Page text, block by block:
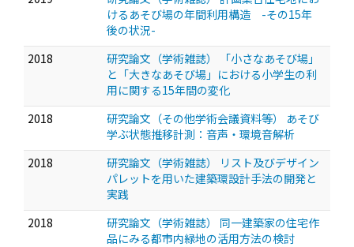
けるあそび場の年間利用構造 -その15年
後の状況-
2018
研究論文（学術雑誌） 「小さなあそび場」
と「大きなあそび場」における小学生の利
用に関する15年間の変化
2018
研究論文（その他学術会議資料等） あそび
学ぶ状態推移計測：音声・環境音解析
2018
研究論文（学術雑誌） リスト及びデザイン
パレットを用いた建築環設計手法の開発と
実践
2018
研究論文（学術雑誌） 同一建築家の住宅作
品にみる都市内緑地の活用方法の検討